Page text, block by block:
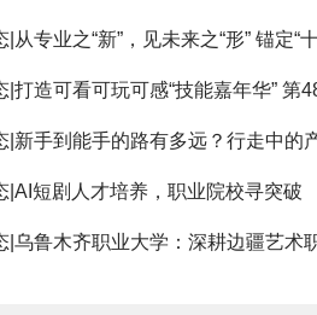
|从专业之“新”，见未来之“形” 锚定“
|打造可看可玩可感“技能嘉年华” 第
|新手到能手的路有多远？行走中的
|AI短剧人才培养，职业院校寻突破
|乌鲁木齐职业大学：深耕边疆艺术